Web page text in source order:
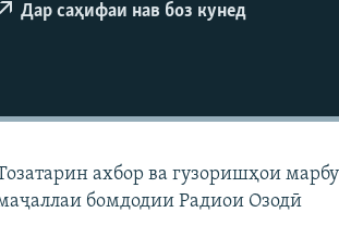
Дар саҳифаи нав боз кунед
ахбор ва гузоришҳои
бомдодии Радиои Озодӣ